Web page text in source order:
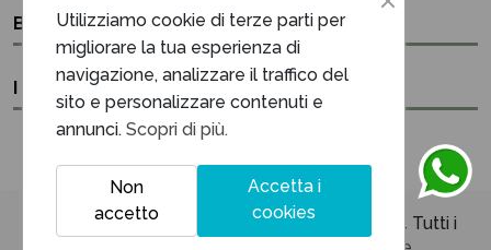
Bisogno di aiuto?
I nostri contatti
Unique Maison & Cadeaux P.iva 03394220614 Tutti i
Utilizziamo cookie di terze parti per
migliorare la tua esperienza di
navigazione, analizzare il traffico del
sito e personalizzare contenuti e
annunci. Scopri di più.
Accetta i
cookies
Non
accetto